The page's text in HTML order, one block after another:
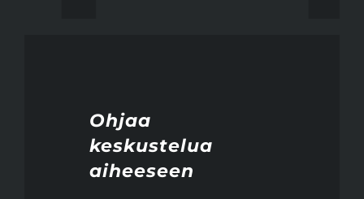
Ohjaa
keskustelua
aiheeseen